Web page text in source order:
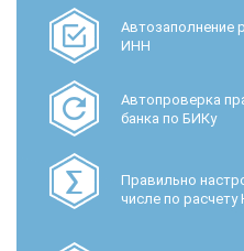
Автозаполнение
ИНН
Автопроверка
банка по БИКу
Правильно
числе по